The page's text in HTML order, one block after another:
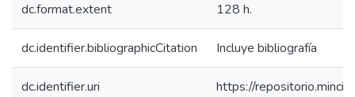
dc.format.extent 128 h.
dc.identifier.bibliographicCitation Incluye bibliografía
dc.identifier.uri https://